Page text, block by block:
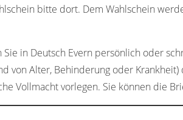
bitte dort. Dem Wahlschein
Sie in Deutsch Evern persönlich oder
von Alter, Behinderung oder
Vollmacht vorlegen. Sie können die